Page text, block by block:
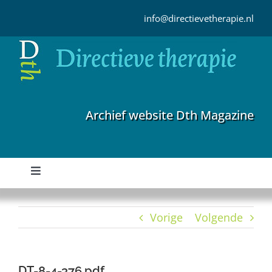
inhoud
info@directievetherapie.nl
Archief website Dth Magazine
Toggle
Navigation
Home
Vorige Volgende